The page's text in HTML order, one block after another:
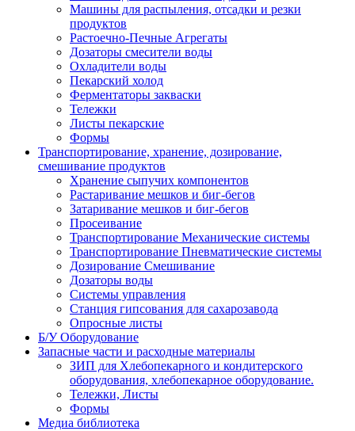
Машины для распыления, отсадки и резки
продуктов
Растоечно-Печные Агрегаты
Дозаторы смесители воды
Охладители воды
Пекарский холод
Ферментаторы закваски
Тележки
Листы пекарские
Формы
Транспортирование, хранение, дозирование,
смешивание продуктов
Хранение сыпучих компонентов
Растаривание мешков и биг-бегов
Затаривание мешков и биг-бегов
Просеивание
Транспортирование Механические системы
Транспортирование Пневматические системы
Дозирование Смешивание
Дозаторы воды
Системы управления
Станция гипсования для сахарозавода
Опросные листы
Б/У Оборудование
Запасные части и расходные материалы
ЗИП для Хлебопекарного и кондитерского
оборудования, хлебопекарное оборудование.
Тележки, Листы
Формы
Медиа библиотека